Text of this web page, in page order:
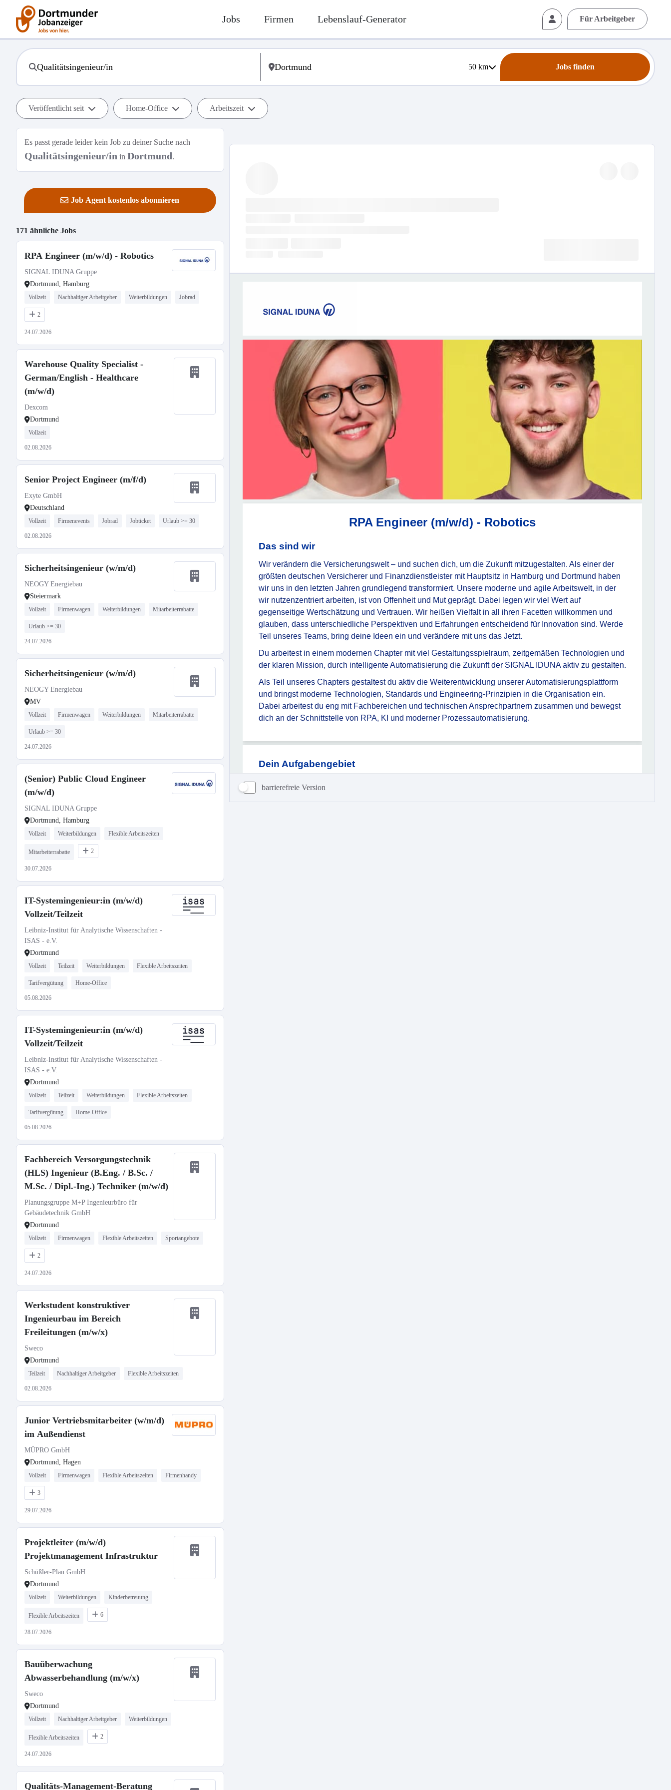
Jobs Firmen Lebenslauf-Generator Für Arbeitgeber
50km Jobs finden
Veröffentlicht seit Home-Office Arbeitszeit
Es passt gerade leider kein Job zu deiner Suche nach
Qualitätsingenieur/in in Dortmund.
Job Agent kostenlos abonnieren
171 ähnliche Jobs
RPA Engineer (m/w/d) - Robotics
SIGNAL IDUNA Gruppe
Dortmund, Hamburg
Vollzeit Nachhaltiger Arbeitgeber Weiterbildungen Jobrad
2
24.07.2026
Warehouse Quality Specialist -
German/English - Healthcare
(m/w/d)
Dexcom
Dortmund
Vollzeit
02.08.2026
Senior Project Engineer (m/f/d)
Exyte GmbH
Deutschland
Vollzeit Firmenevents Jobrad Jobticket Urlaub >= 30
02.08.2026
Sicherheitsingenieur (w/m/d)
NEOGY Energiebau
Steiermark
Vollzeit Firmenwagen Weiterbildungen Mitarbeiterrabatte
Urlaub >= 30
24.07.2026
Sicherheitsingenieur (w/m/d)
NEOGY Energiebau
MV
Vollzeit Firmenwagen Weiterbildungen Mitarbeiterrabatte
Urlaub >= 30
24.07.2026
(Senior) Public Cloud Engineer
(m/w/d)
SIGNAL IDUNA Gruppe
Dortmund, Hamburg
Vollzeit Weiterbildungen Flexible Arbeitszeiten
Mitarbeiterrabatte 2
30.07.2026
IT-Systemingenieur:in (m/w/d)
Vollzeit/Teilzeit
Leibniz-Institut für Analytische Wissenschaften -
ISAS - e.V.
Dortmund
Vollzeit Teilzeit Weiterbildungen Flexible Arbeitszeiten
Tarifvergütung Home-Office
05.08.2026
IT-Systemingenieur:in (m/w/d)
Vollzeit/Teilzeit
Leibniz-Institut für Analytische Wissenschaften -
ISAS - e.V.
Dortmund
Vollzeit Teilzeit Weiterbildungen Flexible Arbeitszeiten
Tarifvergütung Home-Office
05.08.2026
Fachbereich Versorgungstechnik
(HLS) Ingenieur (B.Eng. / B.Sc. /
M.Sc. / Dipl.-Ing.) Techniker (m/w/d)
Planungsgruppe M+P Ingenieurbüro für
Gebäudetechnik GmbH
Dortmund
Vollzeit Firmenwagen Flexible Arbeitszeiten Sportangebote
2
24.07.2026
Werkstudent konstruktiver
Ingenieurbau im Bereich
Freileitungen (m/w/x)
Sweco
Dortmund
Teilzeit Nachhaltiger Arbeitgeber Flexible Arbeitszeiten
02.08.2026
Junior Vertriebsmitarbeiter (w/m/d)
im Außendienst
MÜPRO GmbH
Dortmund, Hagen
Vollzeit Firmenwagen Flexible Arbeitszeiten Firmenhandy
3
29.07.2026
Projektleiter (m/w/d)
Projektmanagement Infrastruktur
Schüßler-Plan GmbH
Dortmund
Vollzeit Weiterbildungen Kinderbetreuung
Flexible Arbeitszeiten 6
28.07.2026
Bauüberwachung
Abwasserbehandlung (m/w/x)
Sweco
Dortmund
Vollzeit Nachhaltiger Arbeitgeber Weiterbildungen
Flexible Arbeitszeiten 2
24.07.2026
Qualitäts-Management-Beratung
barrierefreie Version